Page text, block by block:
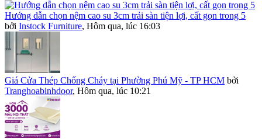
Hướng dẫn chọn nệm cao su 3cm trải sàn tiện lợi, cất gọn trong 5
bởi Instock Furniture, Hôm qua, lúc 16:03
Giá Cửa Thép Chống Cháy tại Phường Phú Mỹ - TP HCM bởi
Tranghoabinhdoor, Hôm qua, lúc 10:21